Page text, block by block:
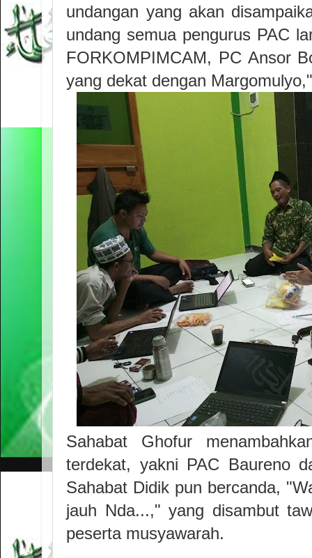
undangan yang akan
undang semua pengurus PAC
FORKOMPIMCAM, PC Ansor
yang dekat dengan
Sahabat Ghofur
terdekat, yakni PAC Baureno
Sahabat Didik pun bercanda,
jauh Nda...," yang disambut
peserta musyawarah.